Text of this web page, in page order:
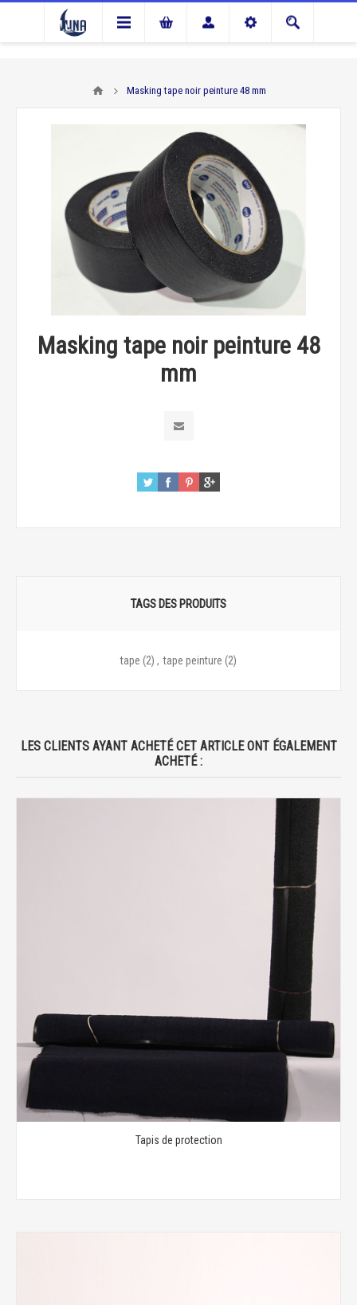
Masking tape noir peinture 48 mm
Masking tape noir peinture 48
mm
TAGS DES PRODUITS
tape (2) , tape peinture (2)
LES CLIENTS AYANT ACHETÉ CET ARTICLE ONT ÉGALEMENT
ACHETÉ :
Tapis de protection